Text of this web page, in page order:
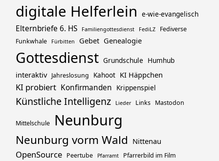
digitale Helferlein e-wie-evangelisch
Elternbriefe 6. HS Familiengottesdienst FediLZ
Fediverse
Funkwhale
Fürbitten Gebet Genealogie
Gottesdienst Grundschule Humhub
interaktiv Jahreslosung Kahoot KI Häppchen
KI probiert Konfirmanden Krippenspiel
Künstliche Intelligenz Lieder Links Mastodon
Mittelschule Neunburg
Neunburg vorm Wald Nittenau
OpenSource Peertube Pfarramt Pfarrerbild im Film